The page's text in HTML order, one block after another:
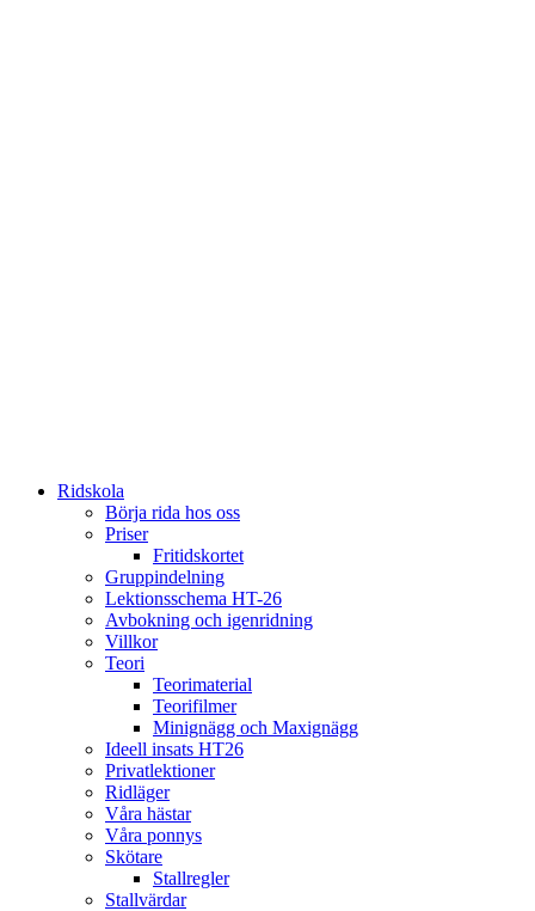
Ridskola
Börja rida hos oss
Priser
Fritidskortet
Gruppindelning
Lektionsschema HT-26
Avbokning och igenridning
Villkor
Teori
Teorimaterial
Teorifilmer
Minignägg och Maxignägg
Ideell insats HT26
Privatlektioner
Ridläger
Våra hästar
Våra ponnys
Skötare
Stallregler
Stallvärdar